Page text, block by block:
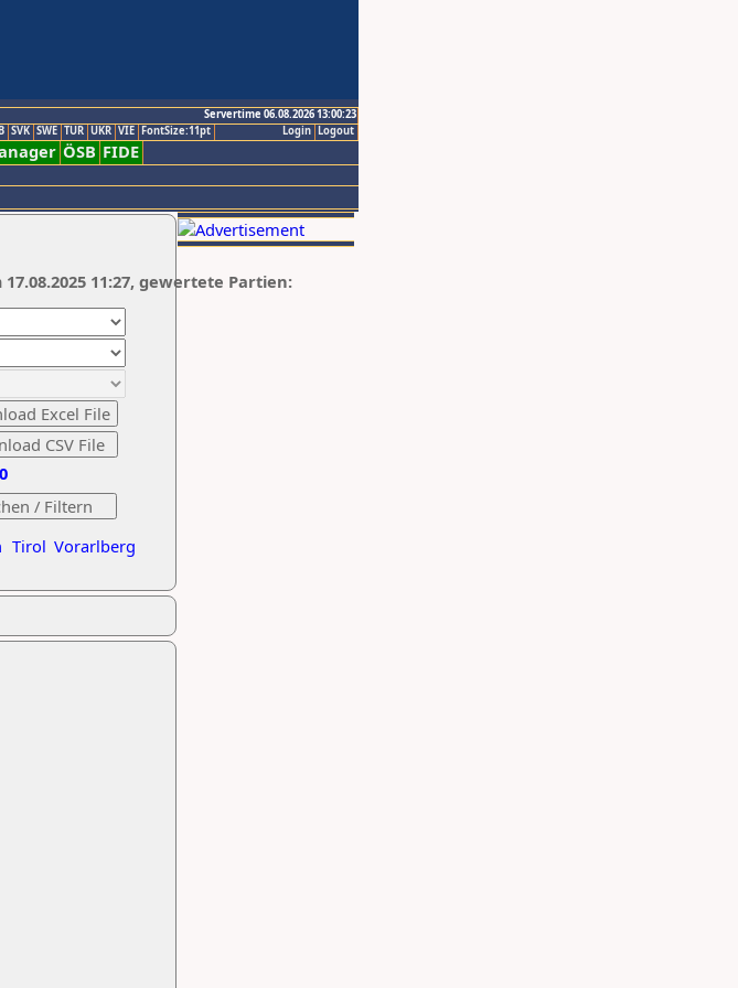
Servertime 06.08.2026 13:00:23
Logout
Login
SVK SWE TUR UKR VIE FontSize:11pt
ÖSB FIDE
Tirol Vorarlberg
11:27, gewertete Partien: